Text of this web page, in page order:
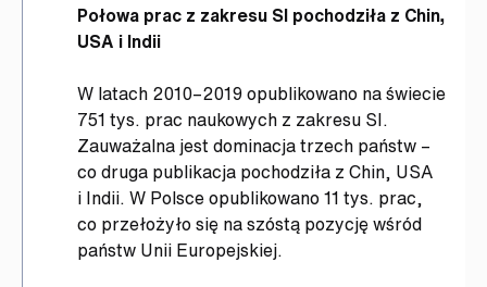
Połowa prac z zakresu SI pochodziła z Chin,
USA i Indii
W latach 2010–2019 opublikowano na świecie
751 tys. prac naukowych z zakresu SI.
Zauważalna jest dominacja trzech państw –
co druga publikacja pochodziła z Chin, USA
i Indii. W Polsce opublikowano 11 tys. prac,
co przełożyło się na szóstą pozycję wśród
państw Unii Europejskiej.